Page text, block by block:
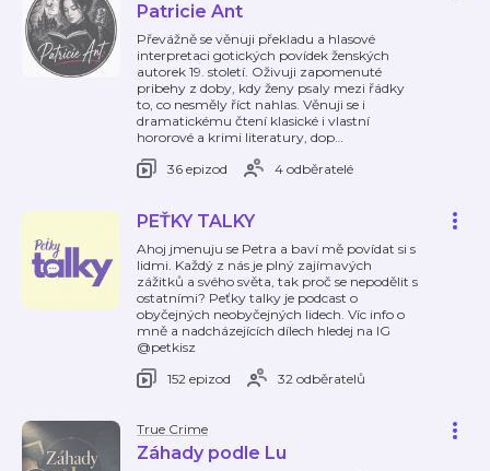
Patricie Ant
Převážně se věnuji překladu a hlasové
interpretaci gotických povídek ženských
autorek 19. století. Oživuji zapomenuté
pribehy z doby, kdy ženy psaly mezi řádky
to, co nesměly říct nahlas. Věnuji se i
dramatickému čtení klasické i vlastní
hororové a krimi literatury, dop…
36 epizod
4 odběratelé
PEŤKY TALKY
Ahoj jmenuju se Petra a baví mě povídat si s
lidmi. Každý z nás je plný zajímavých
zážitků a svého světa, tak proč se nepodělit s
ostatními? Peťky talky je podcast o
obyčejných neobyčejných lidech. Víc info o
mně a nadcházejících dílech hledej na IG
@petkisz
152 epizod
32 odběratelů
True Crime
Záhady podle Lu